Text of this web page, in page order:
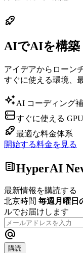
\left|
} \right) }}
AIでAIを構築
アイデアからローン
すぐに使える環境、
AI コーディング
すぐに使える GPU
最適な料金体系
開始する料金を見る
HyperAI
最新情報を購読する
北京時間 毎週月曜日
ルでお届けします
購読